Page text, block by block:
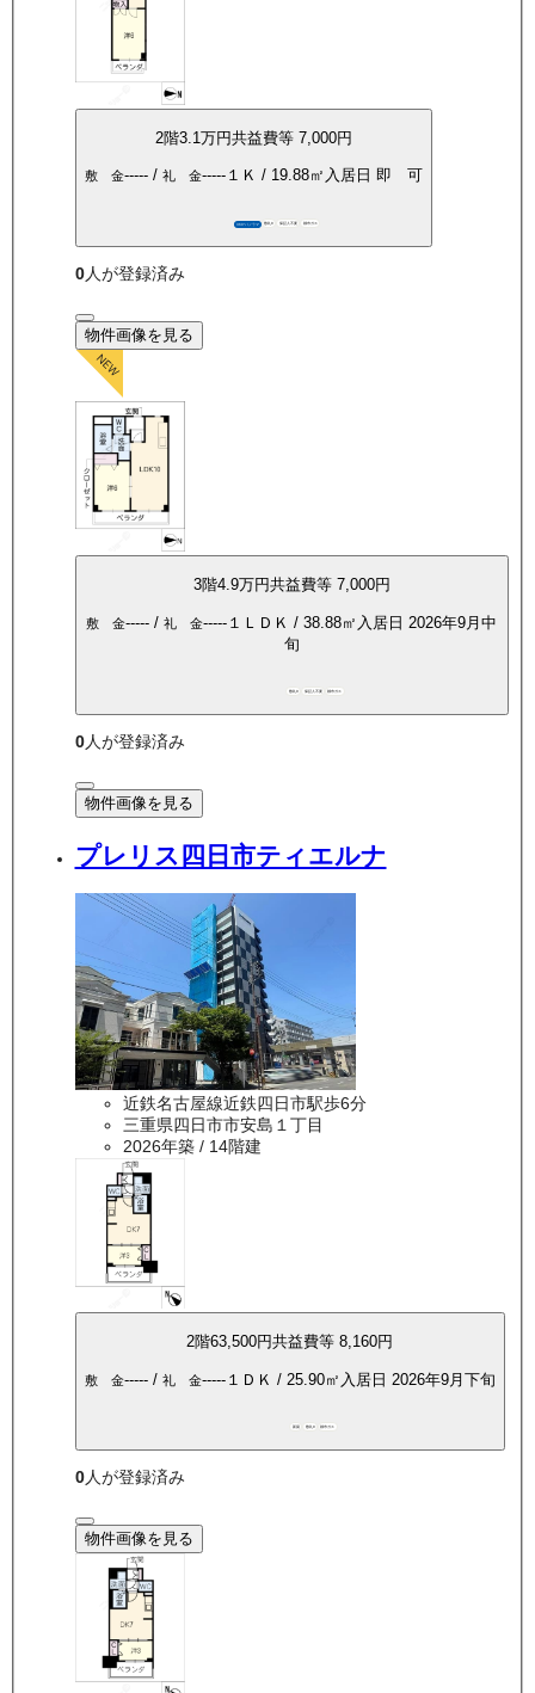
2階3.1万円共益費等 7,000円
敷 金-----/ 礼 金-----１Ｋ / 19.88㎡ 入居日 即 可
360°パノラマ 敷礼0 保証人不要 都市ガス
0人が登録済み
物件画像を見る
3階4.9万円共益費等 7,000円
敷 金----- / 礼 金----- １ＬＤＫ / 38.88㎡ 入居日 2026年9月中
旬
敷礼0 保証人不要 都市ガス
0人が登録済み
物件画像を見る
プレリス四日市ティエルナ
近鉄名古屋線近鉄四日市駅歩6分
三重県四日市市安島１丁目
2026年築/ 14階建
2階63,500円共益費等 8,160円
敷 金-----/ 礼 金-----１ＤＫ / 25.90㎡ 入居日 2026年9月下旬
新築 敷礼0 都市ガス
0人が登録済み
物件画像を見る